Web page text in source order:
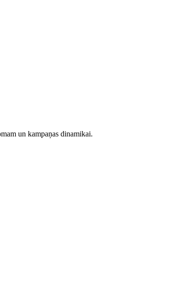
un kampaņas dinamikai.